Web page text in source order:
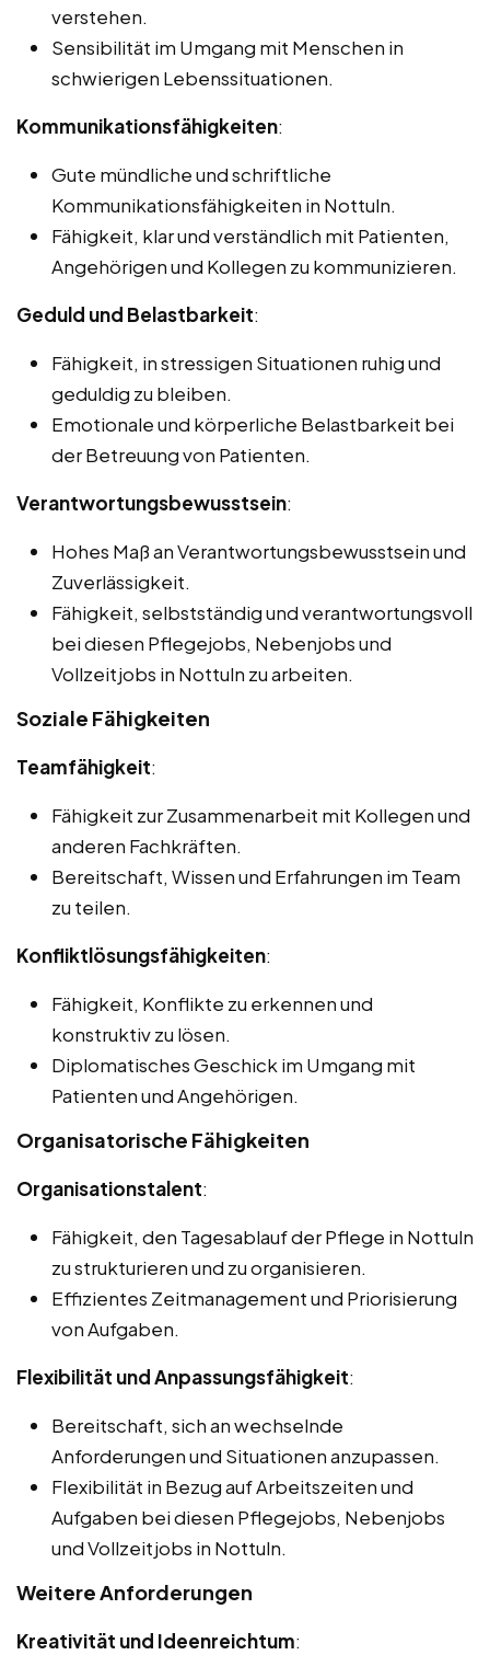
verstehen.
Sensibilität im Umgang mit Menschen in
schwierigen Lebenssituationen.
Kommunikationsfähigkeiten:
Gute mündliche und schriftliche
Kommunikationsfähigkeiten in Nottuln.
Fähigkeit, klar und verständlich mit Patienten,
Angehörigen und Kollegen zu kommunizieren.
Geduld und Belastbarkeit:
Fähigkeit, in stressigen Situationen ruhig und
geduldig zu bleiben.
Emotionale und körperliche Belastbarkeit bei
der Betreuung von Patienten.
Verantwortungsbewusstsein:
Hohes Maß an Verantwortungsbewusstsein und
Zuverlässigkeit.
Fähigkeit, selbstständig und verantwortungsvoll
bei diesen Pflegejobs, Nebenjobs und
Vollzeitjobs in Nottuln zu arbeiten.
Soziale Fähigkeiten
Teamfähigkeit:
Fähigkeit zur Zusammenarbeit mit Kollegen und
anderen Fachkräften.
Bereitschaft, Wissen und Erfahrungen im Team
zu teilen.
Konfliktlösungsfähigkeiten:
Fähigkeit, Konflikte zu erkennen und
konstruktiv zu lösen.
Diplomatisches Geschick im Umgang mit
Patienten und Angehörigen.
Organisatorische Fähigkeiten
Organisationstalent:
Fähigkeit, den Tagesablauf der Pflege in Nottuln
zu strukturieren und zu organisieren.
Effizientes Zeitmanagement und Priorisierung
von Aufgaben.
Flexibilität und Anpassungsfähigkeit:
Bereitschaft, sich an wechselnde
Anforderungen und Situationen anzupassen.
Flexibilität in Bezug auf Arbeitszeiten und
Aufgaben bei diesen Pflegejobs, Nebenjobs
und Vollzeitjobs in Nottuln.
Weitere Anforderungen
Kreativität und Ideenreichtum: